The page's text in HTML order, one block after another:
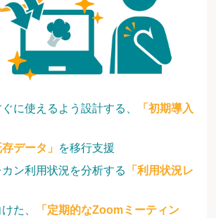
に使えるよう設計する、
「初期導入
データ」 を移行支援
ン利用状況を分析する
「利用状況レ
た、
「定期的なZoomミーティン